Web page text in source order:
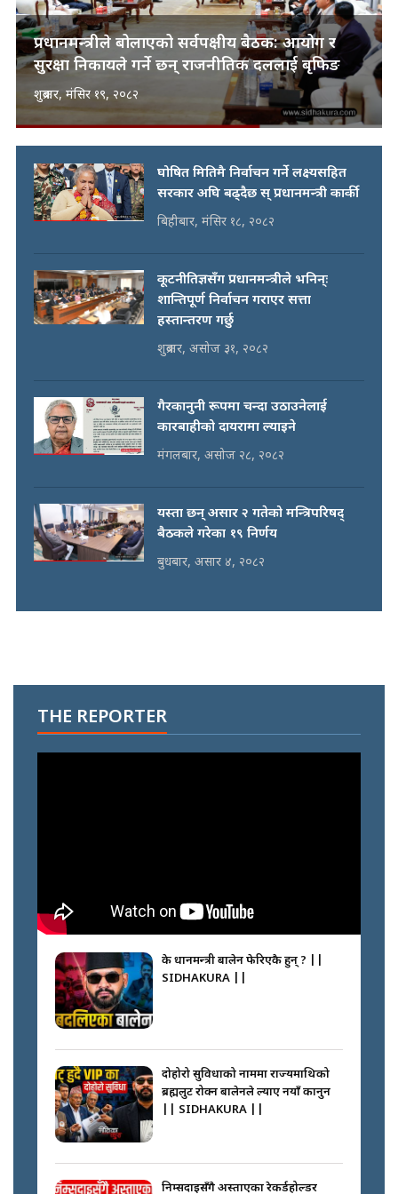
प्रधानमन्त्रीले बोलाएको सर्वपक्षीय बैठक: आयोग र
सुरक्षा निकायले गर्ने छन् राजनीतिक दललाई बृफिङ
शुक्रबार, मंसिर १९, २०८२
घोषित मितिमै निर्वाचन गर्ने लक्ष्यसहित
सरकार अघि बढ्दैछ स् प्रधानमन्त्री कार्की
बिहीबार, मंसिर १८, २०८२
कूटनीतिज्ञसँग प्रधानमन्त्रीले भनिन्ः
शान्तिपूर्ण निर्वाचन गराएर सत्ता
हस्तान्तरण गर्छु
शुक्रबार, असोज ३१, २०८२
गैरकानुनी रूपमा चन्दा उठाउनेलाई
कारबाहीको दायरामा ल्याइने
मंगलबार, असोज २८, २०८२
यस्ता छन् असार २ गतेको मन्त्रिपरिषद्
बैठकले गरेका १९ निर्णय
बुधबार, असार ४, २०८२
THE REPORTER
के प्रधानमन्त्री बालेन फेरिएकै हुन् ? ||
SIDHAKURA ||
दोहोरो सुविधाको नाममा राज्यमाथिको
ब्रह्मलुट रोक्न बालेनले ल्याए नयाँ कानुन
|| SIDHAKURA ||
निम्सदाइसँगै अस्ताएका रेकर्डहोल्डर